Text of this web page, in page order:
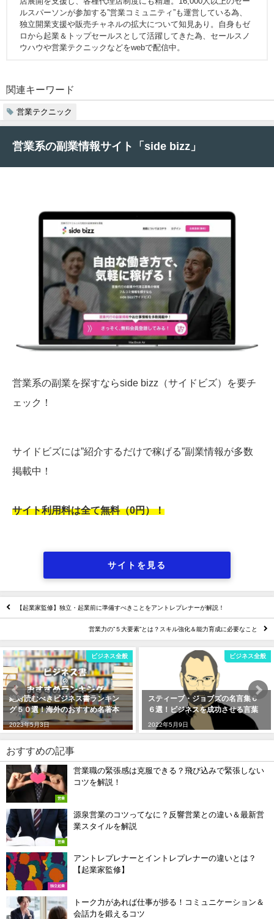
ルスパーソンが参加する”営業コミュニティ”も運営している為、
独立開業支援や販売チャネルの拡大について知見あり。自身もゼ
ロから起業＆トップセールスとして活躍してきた為、セールスノ
ウハウや営業テクニックなどをwebで配信中。
関連キーワード
営業テクニック
営業系の副業情報サイト「side bizz」
営業系の副業を探すならside bizz（サイドビズ）を要チ
ェック！
サイドビズには”紹介するだけで稼げる”副業情報が多数
掲載中！
サイト利用料は全て無料（0円）！
サイトを見る
【起業家監修】独立・起業前に準備すべきことをアントレプレナーが解説！
営業力の”５大要素”とは？スキル強化＆能力育成に必要なこと
ビジネス全般
スティーブ・ジョブズの名言集６
６選！ビジネスを成功させる言葉
2022年5月9日
営業
リクルートのヨミ表を営業に活用
しよう！ヨミ会の実施方法も解
説！
おすすめの記事
営業
営業職の緊張感は克服できる？飛び込みで緊張しない
コツを解説！
営業
源泉営業のコツってなに？反響営業との違い＆最新営
業スタイルを解説
独立起業
アントレプレナーとイントレプレナーの違いとは？
【起業家監修】
トーク力があれば仕事が捗る！コミュニケーション＆
会話力を鍛えるコツ